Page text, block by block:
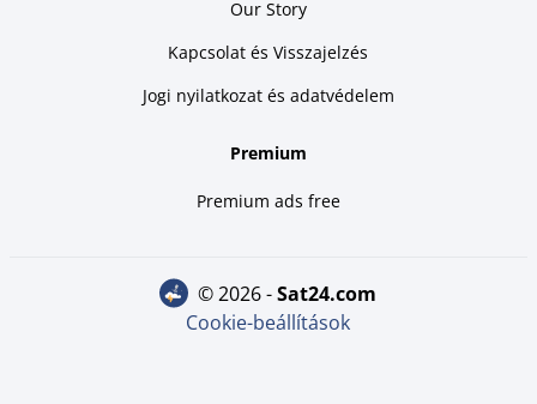
Our Story
Kapcsolat és Visszajelzés
Jogi nyilatkozat és adatvédelem
Premium
Premium ads free
© 2026 - sat24.com
Cookie-beállítások